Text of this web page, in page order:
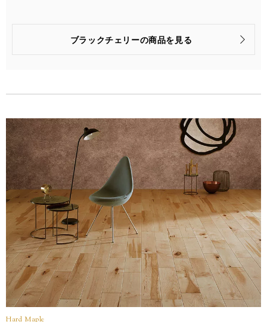
6枚(1坪=3.3㎡)入
ブラックチェリーの商品を見る
Hard Maple